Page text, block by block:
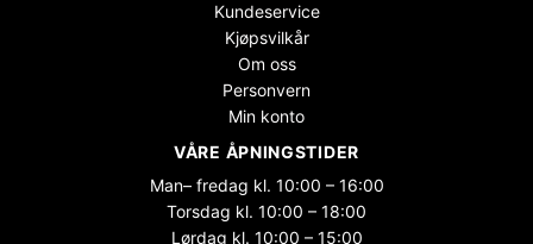
Kundeservice
Kjøpsvilkår
Om oss
Personvern
Min konto
VÅRE ÅPNINGSTIDER
Man– fredag kl. 10:00 – 16:00
Torsdag kl. 10:00 – 18:00
Lørdag kl. 10:00 – 15:00